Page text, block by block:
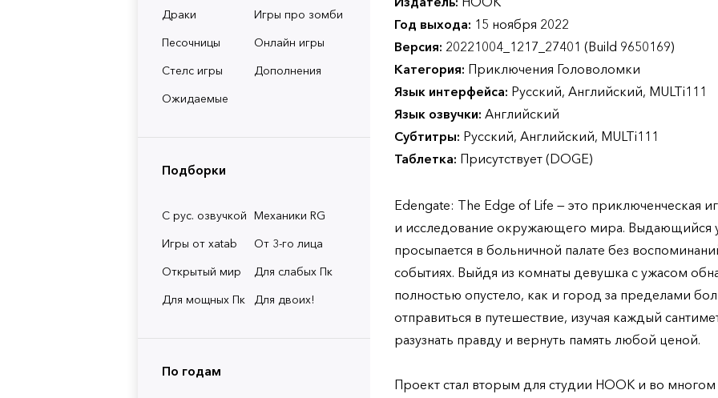
Драки
Игры про зомби
Песочницы
Онлайн игры
Стелс игры
Дополнения
Ожидаемые
Подборки
С рус. озвучкой Механики RG
Игры от xatab
От 3-го лица
Открытый мир
Для слабых Пк
Для мощных Пк
Для двоих!
По годам
Год выхода: 15 ноября 2022
Версия: 20221004_1217_27401 (Build 9650169)
Категория: Приключения Головоломки
Язык интерфейса: Русский, Английский, MULTi111
Язык озвучки: Английский
Субтитры: Русский, Английский, MULTi111
Таблетка: Присутствует (DOGE)
Edengate: The Edge of Life — это приключенческая
и исследование окружающего мира. Выдающийся
просыпается в больничной палате без
событиях. Выйдя из комнаты девушка с ужасом
полностью опустело, как и город за пределами
отправиться в путешествие, изучая каждый
разузнать правду и вернуть память любой ценой.
Проект стал вторым для студии HOOK и во